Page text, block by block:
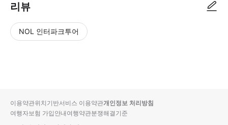
리뷰
NOL 인터파크투어
입니
다.
순
상
이용약관위치기반서비스 이용약관개인정보 처리방침
여행자보험 가입안내여행약관분쟁해결기준